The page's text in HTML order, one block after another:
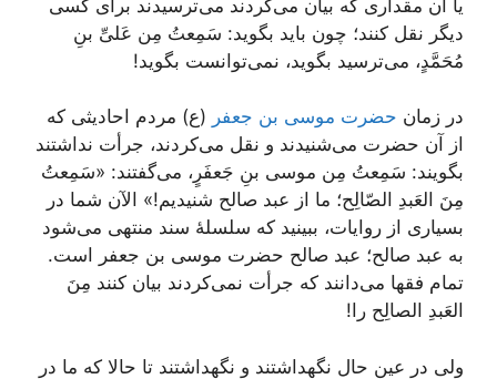
یا آن مقداری که بیان می‌کردند می‌ترسیدند برای کسی
دیگر نقل کنند؛ چون باید بگوید: سَمِعتُ مِن عَلیِّ بنِ
مُحَمَّدٍ، می‌ترسید بگوید، نمی‌توانست بگوید!
در زمان حضرت موسی بن جعفر (ع) مردم احادیثی که
از آن حضرت می‌شنیدند و نقل می‌کردند، جرأت نداشتند
بگویند: سَمِعتُ مِن موسی بنِ جَعفَرٍ، می‌گفتند: «سَمِعتُ
مِنَ العَبدِ الصّالِح؛ ما از عبد صالح شنیدیم!» الآن شما در
بسیاری از روایات، ببینید که سلسلۀ سند منتهی می‌شود
به عبد صالح؛ عبد صالح حضرت موسی بن جعفر است.
تمام فقها می‌دانند که جرأت نمی‌کردند بیان کنند مِنَ
العَبدِ الصالِح را!
ولی در عین حال نگهداشتند و نگهداشتند تا حالا که ما در